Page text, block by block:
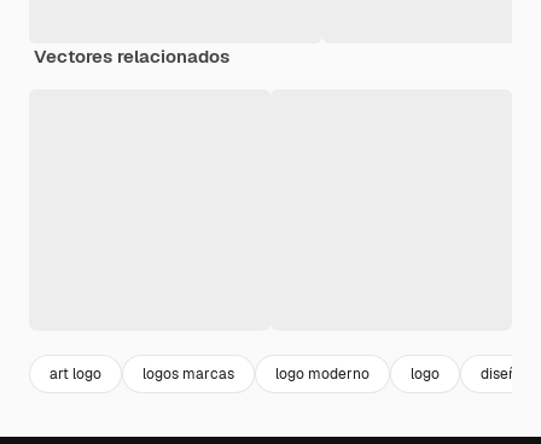
Vectores relacionados
art logo logos marcas logo moderno logo diseño